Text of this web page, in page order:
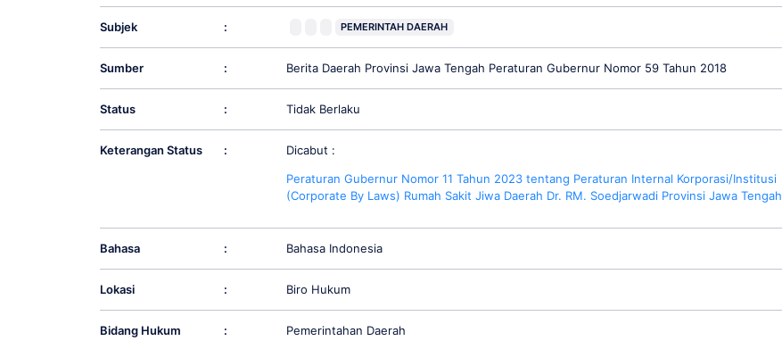
Subjek : PEMERINTAH DAERAH
Sumber : Berita Daerah Provinsi Jawa Tengah Peraturan Gubernur Nomor 59 Tahun 2018
Status : Tidak Berlaku
Keterangan Status :
Dicabut :
Peraturan Gubernur Nomor 11 Tahun 2023 tentang Peraturan Internal Korporasi/Institusi
(Corporate By Laws) Rumah Sakit Jiwa Daerah Dr. RM. Soedjarwadi Provinsi Jawa Tengah
Bahasa : Bahasa Indonesia
Lokasi : Biro Hukum
Bidang Hukum : Pemerintahan Daerah